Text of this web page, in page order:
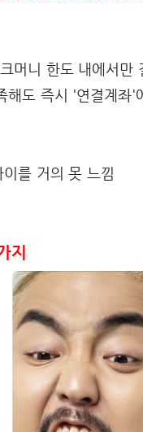
머니 한도 내에서만
해도 즉시 '연결계좌
를 거의 못 느낌
지